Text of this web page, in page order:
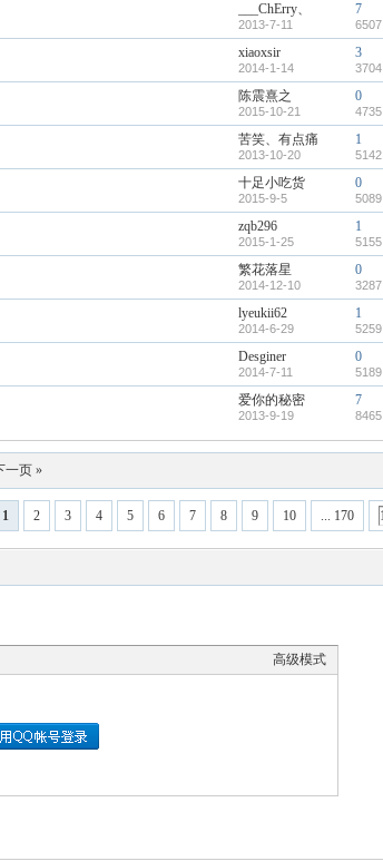
___ChErry、
2013-7-11
7
6507
xiaoxsir
2014-1-14
3
3704
陈震熹之
2015-10-21
0
4735
苦笑、有点痛
2013-10-20
1
5142
十足小吃货
2015-9-5
0
5089
zqb296
2015-1-25
1
5155
繁花落星
2014-12-10
0
3287
lyeukii62
2014-6-29
1
5259
Desginer
2014-7-11
0
5189
爱你的秘密
2013-9-19
7
8465
一页 »
1 2 3 4 5 6 7 8 9 10 ... 170
高级模式